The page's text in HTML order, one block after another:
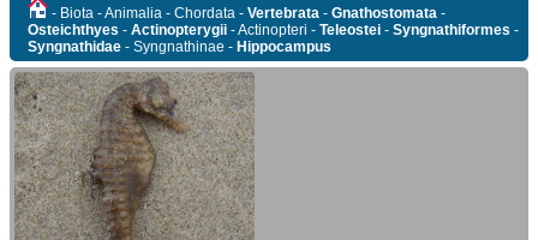
- Biota - Animalia - Chordata - Vertebrata - Gnathostomata -
Osteichthyes - Actinopterygii - Actinopteri - Teleostei - Syngnathiformes -
Syngnathidae - Syngnathinae - Hippocampus